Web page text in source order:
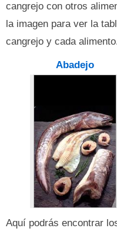
cangrejo con otros
la imagen para ver la
cangrejo y cada
Abadejo
Aquí podrás encontrar